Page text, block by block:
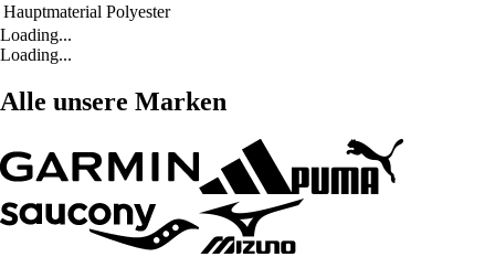
Hauptmaterial Polyester
Loading...
Loading...
Alle unsere Marken